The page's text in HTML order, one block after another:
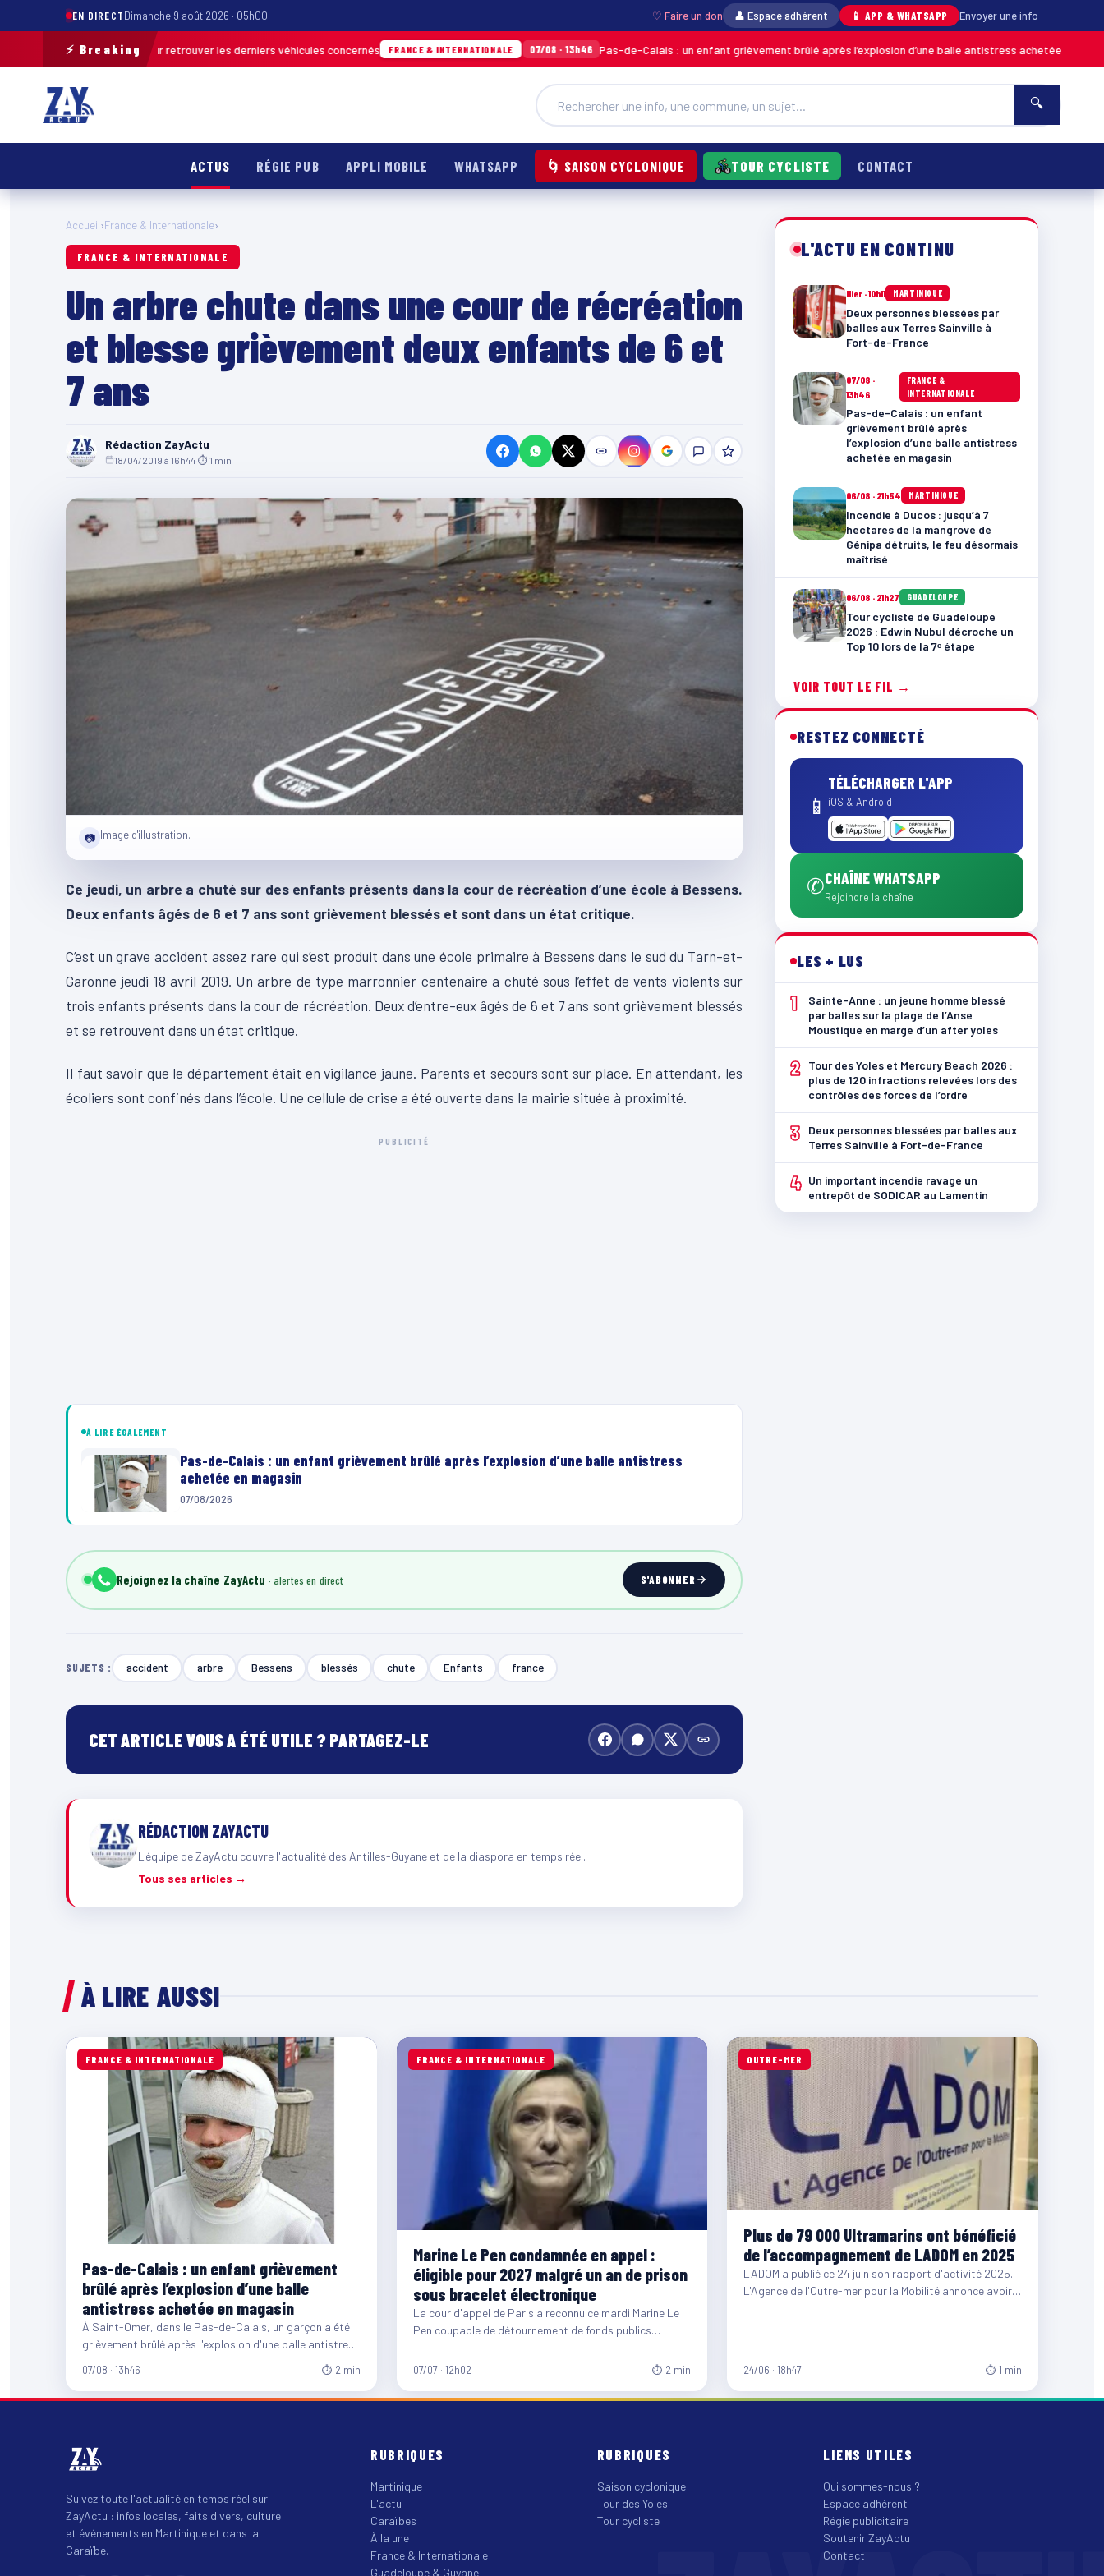
EN DIRECTDimanche 9 août 2026 · 05h00 ♡ Faire un don 👤 Espace adhérent 📱 APP & WHATSAPP Envoyer une info
⚡ Breaking
de terrain pour retrouver les derniers véhicules concernés FRANCE & INTERNATIONALE 07/08 · 13h46 Pas-de-Calais : un enfant grièvement brûlé après l’explosion d’une balle antistress achetée en magasin
🔍
ACTUS RÉGIE PUB APPLI MOBILE WHATSAPP 🌀 SAISON CYCLONIQUE TOUR CYCLISTE CONTACT
Accueil›France & Internationale›
FRANCE & INTERNATIONALE
Un arbre chute dans une cour de récréation
et blesse grièvement deux enfants de 6 et
7 ans
Rédaction ZayActu
18/04/2019 à 16h44 ⏱ 1 min
📷 Image d'illustration.
Ce jeudi, un arbre a chuté sur des enfants présents dans la cour de récréation d’une école à Bessens.
Deux enfants âgés de 6 et 7 ans sont grièvement blessés et sont dans un état critique.
C’est un grave accident assez rare qui s’est produit dans une école primaire à Bessens dans le sud du Tarn-et-
Garonne jeudi 18 avril 2019. Un arbre de type marronnier centenaire a chuté sous l’effet de vents violents sur
trois enfants présents dans la cour de récréation. Deux d’entre-eux âgés de 6 et 7 ans sont grièvement blessés
et se retrouvent dans un état critique.
Il faut savoir que le département était en vigilance jaune. Parents et secours sont sur place. En attendant, les
écoliers sont confinés dans l’école. Une cellule de crise a été ouverte dans la mairie située à proximité.
PUBLICITÉ
À LIRE ÉGALEMENT
Pas-de-Calais : un enfant grièvement brûlé après l’explosion d’une balle antistress
achetée en magasin
07/08/2026
Rejoignez la chaîne ZayActu S'ABONNER
SUJETS : accident arbre Bessens blessés chute Enfants france
CET ARTICLE VOUS A ÉTÉ UTILE ? PARTAGEZ-LE
RÉDACTION ZAYACTU
L'équipe de ZayActu couvre l'actualité des Antilles-Guyane et de la diaspora en temps réel.
Tous ses articles →
L'ACTU EN CONTINU
Hier · 10h11 MARTINIQUE
Deux personnes blessées par
balles aux Terres Sainville à
Fort-de-France
07/08 ·
13h46
FRANCE &
INTERNATIONALE
Pas-de-Calais : un enfant
grièvement brûlé après
l’explosion d’une balle antistress
achetée en magasin
06/08 · 21h54 MARTINIQUE
Incendie à Ducos : jusqu’à 7
hectares de la mangrove de
Génipa détruits, le feu désormais
maîtrisé
06/08 · 21h27 GUADELOUPE
Tour cycliste de Guadeloupe
2026 : Edwin Nubul décroche un
Top 10 lors de la 7ᵉ étape
VOIR TOUT LE FIL →
RESTEZ CONNECTÉ
📱
TÉLÉCHARGER L'APP
iOS & Android
✆CHAÎNE WHATSAPP
Rejoindre la chaîne
LES + LUS
1
Sainte-Anne : un jeune homme blessé
par balles sur la plage de l’Anse
Moustique en marge d’un after yoles
2
Tour des Yoles et Mercury Beach 2026 :
plus de 120 infractions relevées lors des
contrôles des forces de l’ordre
3
Deux personnes blessées par balles aux
Terres Sainville à Fort-de-France
4 Un important incendie ravage un
entrepôt de SODICAR au Lamentin
À LIRE AUSSI
FRANCE & INTERNATIONALE
Pas-de-Calais : un enfant grièvement
brûlé après l’explosion d’une balle
antistress achetée en magasin
À Saint-Omer, dans le Pas-de-Calais, un garçon a été
grièvement brûlé après l'explosion d'une balle antistress
07/08 · 13h46 ⏱ 2 min
FRANCE & INTERNATIONALE
Marine Le Pen condamnée en appel :
éligible pour 2027 malgré un an de prison
sous bracelet électronique
La cour d'appel de Paris a reconnu ce mardi Marine Le
Pen coupable de détournement de fonds publics…
07/07 · 12h02 ⏱ 2 min
OUTRE-MER
Plus de 79 000 Ultramarins ont bénéficié
de l’accompagnement de LADOM en 2025
LADOM a publié ce 24 juin son rapport d'activité 2025.
L'Agence de l'Outre-mer pour la Mobilité annonce avoir…
24/06 · 18h47 ⏱ 1 min
Suivez toute l'actualité en temps réel sur
ZayActu : infos locales, faits divers, culture
et événements en Martinique et dans la
Caraïbe.
RUBRIQUES
Martinique
L'actu
Caraïbes
À la une
France & Internationale
Guadeloupe & Guyane
RUBRIQUES
Saison cyclonique
Tour des Yoles
Tour cycliste
LIENS UTILES
Qui sommes-nous ?
Espace adhérent
Régie publicitaire
Soutenir ZayActu
Contact